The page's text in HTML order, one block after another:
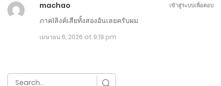
machao
ภาค1ลิงค์เสียทั้งสองอันเลยครับผม
เมษายน 6, 2026 at 9:19 pm
เข้าสู่ระบบเพื่อตอบ